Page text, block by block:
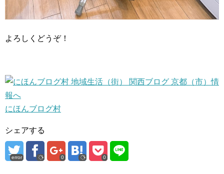
よろしくどうぞ！
にほんブログ村
シェアする
error 0 0